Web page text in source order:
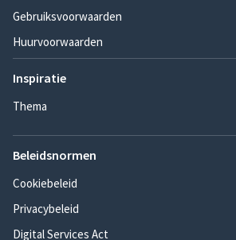
Gebruiksvoorwaarden
Huurvoorwaarden
Inspiratie
Thema
Beleidsnormen
Cookiebeleid
Privacybeleid
Digital Services Act